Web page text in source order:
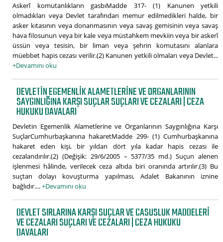
Askerî komutanlıkların gasbıMadde 317- (1) Kanunen yetkili
olmadıkları veya Devlet tarafından memur edilmedikleri halde, bir
asker kıtasının veya donanmasının veya savaş gemisinin veya savaş
hava filosunun veya bir kale veya müstahkem mevkiin veya bir askerî
üssün veya tesisin, bir liman veya şehrin komutasını alanlara
müebbet hapis cezası verilir.(2) Kanunen yetkili olmaları veya Devlet...
+Devamını oku
DEVLETIN EGEMENLIK ALAMETLERINE VE ORGANLARININ
SAYGINLIĞINA KARŞI SUÇLAR SUÇLARI VE CEZALARI | CEZA
HUKUKU DAVALARI
Devletin Egemenlik Alametlerine ve Organlarının Saygınlığına Karşı
SuçlarCumhurbaşkanına hakaretMadde 299- (1) Cumhurbaşkanına
hakaret eden kişi, bir yıldan dört yıla kadar hapis cezası ile
cezalandırılır.(2) (Değişik: 29/6/2005 – 5377/35 md.) Suçun alenen
işlenmesi hâlinde, verilecek ceza altıda biri oranında artırılır.(3) Bu
suçtan dolayı kovuşturma yapılması, Adalet Bakanının iznine
bağlıdır....+Devamını oku
DEVLET SIRLARINA KARŞI SUÇLAR VE CASUSLUK MADDELERI
VE CEZALARI SUÇLARI VE CEZALARI | CEZA HUKUKU
DAVALARI